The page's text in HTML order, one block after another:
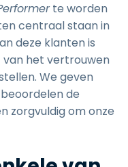
te worden
centraal staan in
deze klanten is
het vertrouwen
We geven
de
zorgvuldig om onze